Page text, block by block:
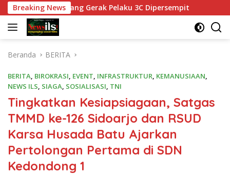
Langsung
ke
konten
Breaking News
Ruang Gerak Pelaku 3C Dipersempit Polres
Beranda BERITA
BERITA, BIROKRASI, EVENT, INFRASTRUKTUR, KEMANUSIAAN,
NEWS ILS, SIAGA, SOSIALISASI, TNI
Tingkatkan Kesiapsiagaan, Satgas
TMMD ke-126 Sidoarjo dan RSUD
Karsa Husada Batu Ajarkan
Pertolongan Pertama di SDN
Kedondong 1